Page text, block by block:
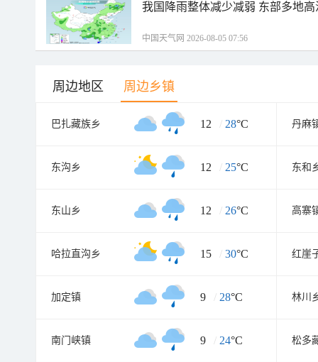
我国降雨整体减少减弱 东部多地
中国天气网 2026-08-05 07:56
周边地区 周边乡镇
巴扎藏族乡 12 / 28°C 丹麻
东沟乡 12 / 25°C 东和
东山乡 12 / 26°C 高寨
哈拉直沟乡 15 / 30°C 红崖
加定镇 9 / 28°C 林川
南门峡镇 9 / 24°C 松多